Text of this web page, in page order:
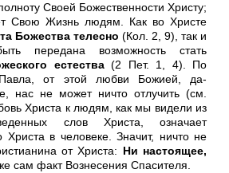
Своей Божественности Христу;
Свою Жизнь людям. Как во Христе
Божества телесно (Кол. 2, 9), так и
передана возможность стать
естества(2 Пет. 1, 4). По
от этой любви Божией, да­
нас не может ничто отлучить (см.
Христа к людям, как мы видели из
слов Христа, означает
в челове­ке. Значит, ничто не
от Христа: Ни настоящее,
сам факт Вознесения Спасителя.